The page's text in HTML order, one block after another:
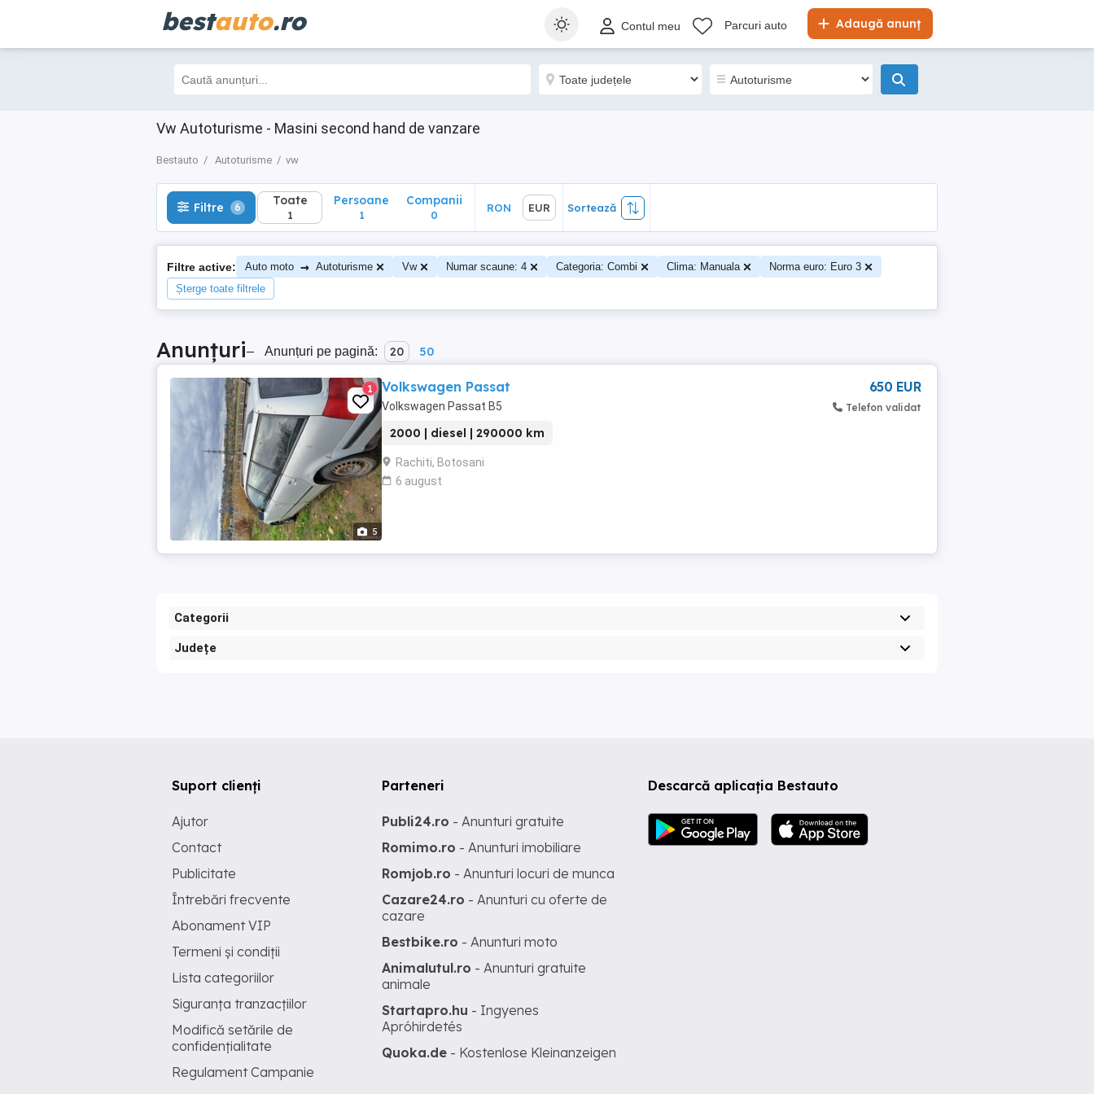
bestauto.ro Adaugă anunț
Contul meu Parcuri auto
Vw Autoturisme - Masini second hand de vanzare
Bestauto Autoturisme vw
Filtre 6 Toate
1
Sortează
Filtre 6 Toate
1
Persoane
1
Companii
0
RON EUR Sortează
Filtre active: Auto moto → Autoturisme Vw Numar scaune: 4 Categoria: Combi Clima: Manuala
Norma euro: Euro 3
Șterge toate filtrele
Anunțuri– Anunțuri pe pagină: 20 50
5
1 Volkswagen Passat
Volkswagen Passat B5
2000 | diesel | 290000 km
Rachiti, Botosani
6 august
650 EUR
Telefon validat
Categorii
Județe
Descarcă aplicația Bestauto
Suport clienți
Ajutor
Contact
Publicitate
Întrebări frecvente
Abonament VIP
Termeni și condiții
Lista categoriilor
Siguranța tranzacțiilor
Modifică setările de
confidențialitate
Regulament Campanie
Parteneri
Publi24.ro - Anunturi gratuite
Romimo.ro - Anunturi imobiliare
Romjob.ro - Anunturi locuri de munca
Cazare24.ro - Anunturi cu oferte de
cazare
Bestbike.ro - Anunturi moto
Animalutul.ro - Anunturi gratuite
animale
Startapro.hu - Ingyenes
Apróhirdetés
Quoka.de - Kostenlose Kleinanzeigen